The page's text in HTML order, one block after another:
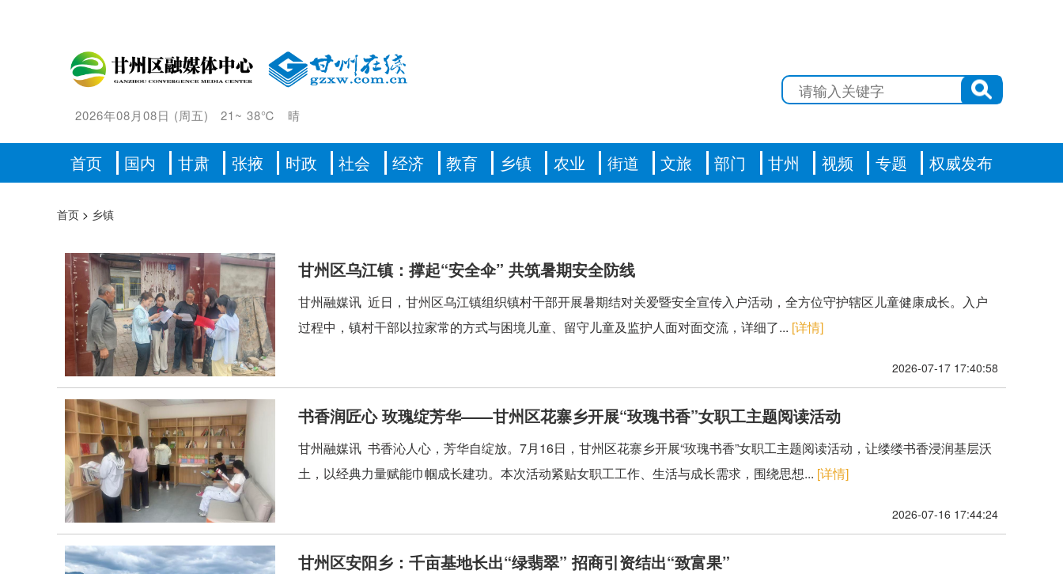
2026年08月08日 (周五) 21~ 38℃ 晴
首页 国内 甘肃 张掖 时政 社会 经济 教育 乡镇 农业 街道 文旅 部门 甘州 视频 专题 权威发布
首页 > 乡镇
甘州区乌江镇：撑起“安全伞” 共筑暑期安全防线
甘州融媒讯 近日，甘州区乌江镇组织镇村干部开展暑期结对关爱暨安全宣传入户活动，全方位守护辖区儿童健康成长。入户
过程中，镇村干部以拉家常的方式与困境儿童、留守儿童及监护人面对面交流，详细了... [详情]
2026-07-17 17:40:58
书香润匠心 玫瑰绽芳华——甘州区花寨乡开展“玫瑰书香”女职工主题阅读活动
甘州融媒讯 书香沁人心，芳华自绽放。7月16日，甘州区花寨乡开展“玫瑰书香”女职工主题阅读活动，让缕缕书香浸润基层沃
土，以经典力量赋能巾帼成长建功。本次活动紧贴女职工工作、生活与成长需求，围绕思想... [详情]
2026-07-16 17:44:24
甘州区安阳乡：千亩基地长出“绿翡翠” 招商引资结出“致富果”